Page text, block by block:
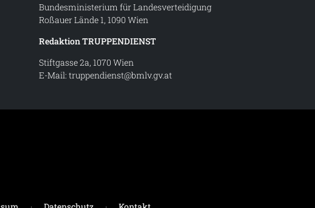
Bundesministerium für Landesverteidigung
Roßauer Lände 1, 1090 Wien
Redaktion TRUPPENDIENST
Stiftgasse 2a, 1070 Wien
E-Mail: truppendienst@bmlv.gv.at
– Magazin des Österreichischen Bundesheeres